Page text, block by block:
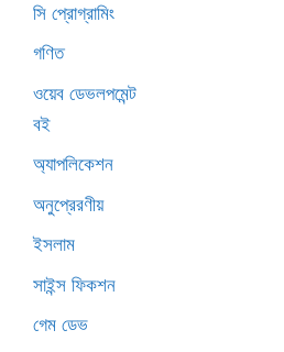
সি প্রোগ্রামিং
গণিত
ওয়েব ডেভলপমেন্ট
বই
অ্যাপলিকেশন
অনুপ্রেরণীয়
ইসলাম
সাইন্স ফিকশন
গেম ডেভ